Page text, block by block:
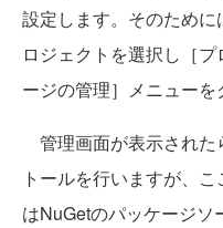
設定します。そのため
ロジェクトを選択し［
ージの管理］メニューを
管理画面が表示された
トールを行いますが、
はNuGetのパッケージ